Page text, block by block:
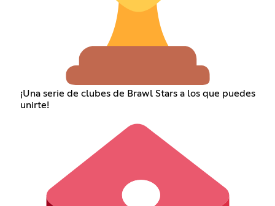
¡Una serie de clubes de Brawl Stars a los que puedes
unirte!